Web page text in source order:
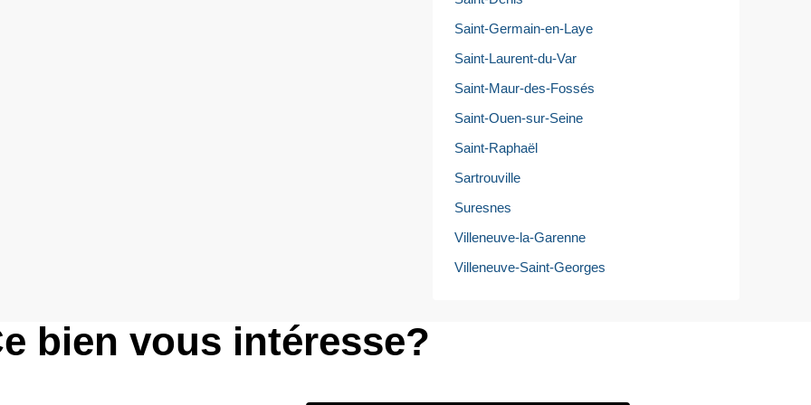
Saint-Germain-en-Laye
Saint-Laurent-du-Var
Saint-Maur-des-Fossés
Saint-Ouen-sur-Seine
Saint-Raphaël
Sartrouville
Suresnes
Villeneuve-la-Garenne
Villeneuve-Saint-Georges
bien vous intéresse?